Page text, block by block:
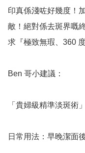
印真係淺咗好幾度！
敵！絕對係去斑界嘅
求『極致無瑕、360
Ben 哥小建議：
「貴婦級精準淡斑術
日常用法：早晚潔面